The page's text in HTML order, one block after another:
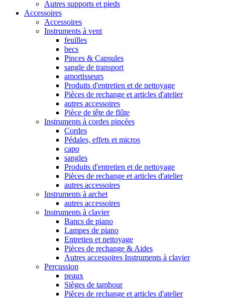
Autres supports et pieds
Accessoires
Accessoires
Instruments à vent
feuilles
becs
Pinces & Capsules
sangle de transport
amortisseurs
Produits d'entretien et de nettoyage
Pièces de rechange et articles d'atelier
autres accessoires
Pièce de tête de flûte
Instruments à cordes pincées
Cordes
Pédales, effets et micros
capo
sangles
Produits d'entretien et de nettoyage
Pièces de rechange et articles d'atelier
autres accessoires
Instruments à archet
autres accessoires
Instruments à clavier
Bancs de piano
Lampes de piano
Entretien et nettoyage
Pièces de rechange & Aides
Autres accessoires Instruments à clavier
Percussion
peaux
Sièges de tambour
Pièces de rechange et articles d'atelier